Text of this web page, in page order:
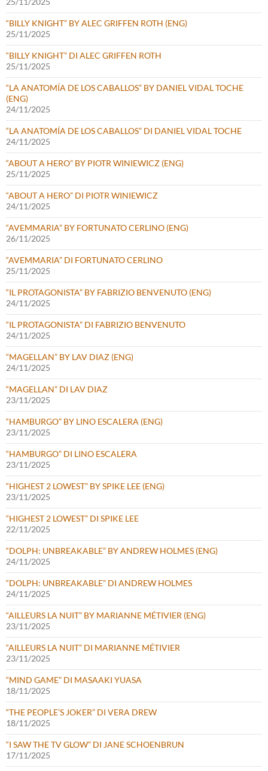
“BILLY KNIGHT” BY ALEC GRIFFEN ROTH (ENG)
25/11/2025
“BILLY KNIGHT” DI ALEC GRIFFEN ROTH
25/11/2025
“LA ANATOMÍA DE LOS CABALLOS” BY DANIEL VIDAL TOCHE
(ENG)
24/11/2025
“LA ANATOMÍA DE LOS CABALLOS” DI DANIEL VIDAL TOCHE
24/11/2025
“ABOUT A HERO” BY PIOTR WINIEWICZ (ENG)
25/11/2025
“ABOUT A HERO” DI PIOTR WINIEWICZ
24/11/2025
“AVEMMARIA” BY FORTUNATO CERLINO (ENG)
26/11/2025
“AVEMMARIA” DI FORTUNATO CERLINO
25/11/2025
“IL PROTAGONISTA” BY FABRIZIO BENVENUTO (ENG)
24/11/2025
“IL PROTAGONISTA” DI FABRIZIO BENVENUTO
24/11/2025
“MAGELLAN” BY LAV DIAZ (ENG)
24/11/2025
“MAGELLAN” DI LAV DIAZ
23/11/2025
“HAMBURGO” BY LINO ESCALERA (ENG)
23/11/2025
“HAMBURGO” DI LINO ESCALERA
23/11/2025
“HIGHEST 2 LOWEST” BY SPIKE LEE (ENG)
23/11/2025
“HIGHEST 2 LOWEST” DI SPIKE LEE
22/11/2025
“DOLPH: UNBREAKABLE” BY ANDREW HOLMES (ENG)
24/11/2025
“DOLPH: UNBREAKABLE” DI ANDREW HOLMES
24/11/2025
“AILLEURS LA NUIT” BY MARIANNE MÉTIVIER (ENG)
23/11/2025
“AILLEURS LA NUIT” DI MARIANNE MÉTIVIER
23/11/2025
“MIND GAME” DI MASAAKI YUASA
18/11/2025
“THE PEOPLE’S JOKER” DI VERA DREW
18/11/2025
“I SAW THE TV GLOW” DI JANE SCHOENBRUN
17/11/2025